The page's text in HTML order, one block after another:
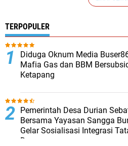
TERPOPULER
Diduga Oknum Media
Mafia Gas dan BBM
Ketapang
Pemerintah Desa Durian
Bersama Yayasan Sangga
Gelar Sosialisasi Integrasi
Desa